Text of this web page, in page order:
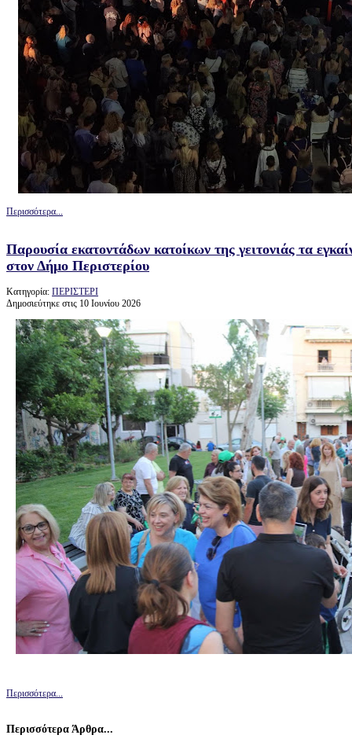
Περισσότερα...
Παρουσία εκατοντάδων κατοίκων της γειτονιάς τα
στον Δήμο Περιστερίου
Κατηγορία: ΠΕΡΙΣΤΕΡΙ
Δημοσιεύτηκε στις 10 Ιουνίου 2026
Περισσότερα...
Περισσότερα Άρθρα...